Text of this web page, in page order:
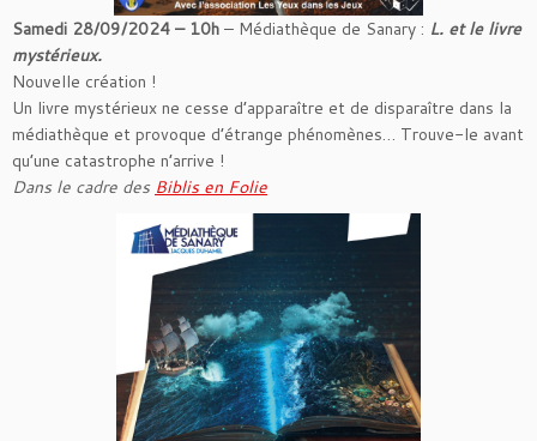
Samedi 28/09/2024 – 10h – Médiathèque de Sanary : L. et le livre
mystérieux.
Nouvelle création !
Un livre mystérieux ne cesse d’apparaître et de disparaître dans la
médiathèque et provoque d’étrange phénomènes… Trouve-le avant
qu’une catastrophe n’arrive !
Dans le cadre des Biblis en Folie